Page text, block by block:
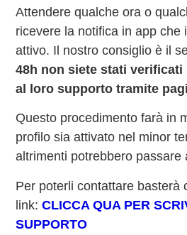
Attendere qualche ora o
ricevere la notifica in app che
attivo. Il nostro consiglio è il
48h non siete stati
al loro supporto tramite
Questo procedimento farà in
profilo sia attivato nel minor
altrimenti potrebbero passare
Per poterli contattare basterà
link:CLICCA QUA PER
SUPPORTO